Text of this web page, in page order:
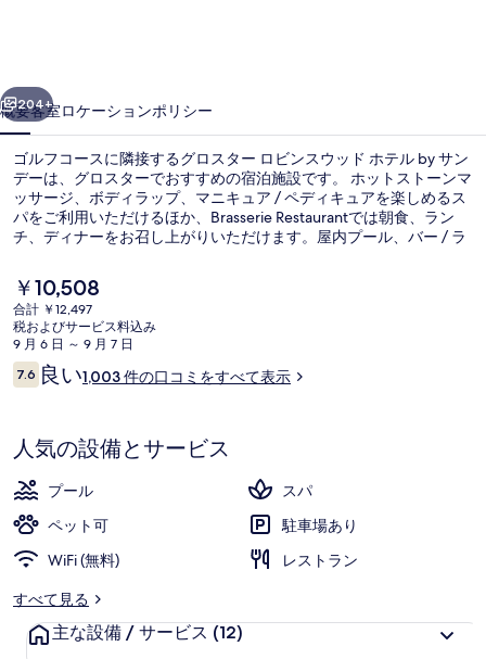
ン
ス
ウ
ッ
ド
ホ
テ
ル
by
ン
デ
ー
の
写
次へ
204+
概要客室ロケーションポリシー
ゴルフコースに隣接するグロスター ロビンスウッド ホテル by サン
デーは、グロスターでおすすめの宿泊施設です。 ホットストーンマ
ッサージ、ボディラップ、マニキュア / ペディキュアを楽しめるス
パをご利用いただけるほか、Brasserie Restaurantでは朝食、ラン
チ、ディナーをお召し上がりいただけます。屋内プール、バー / ラ
どの人気設備もあります。 旅行者は親切なスタッフを高く評価して
います。
現
在
の
料
金
は
す
￥10,508
合計 ￥12,497
税およびサービス料込み
9 月 6 日 ～ 9 月 7 日
口
コ
7.610段階中7.6
良い1,003 件の口コミをすべて表示
人気の設備とサービス
プール
スパ
ペット可
駐車場あり
WiFi (無料)
レストラン
すべて見る
主な設備 / サービス (12)